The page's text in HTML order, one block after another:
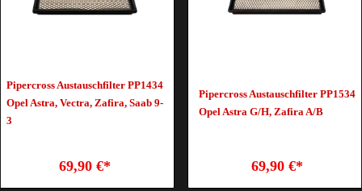
Pipercross Austauschfilter PP1434
Opel Astra, Vectra, Zafira, Saab 9-
3
69,90 €*
Pipercross Austauschfilter PP1534
Opel Astra G/H, Zafira A/B
69,90 €*